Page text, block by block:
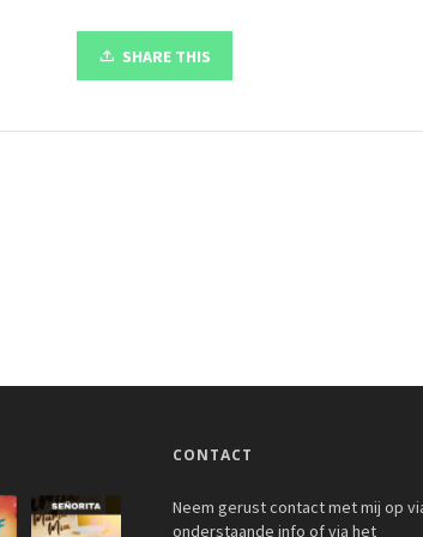
SHARE THIS
CONTACT
Neem gerust contact met mij op
onderstaande info of via het